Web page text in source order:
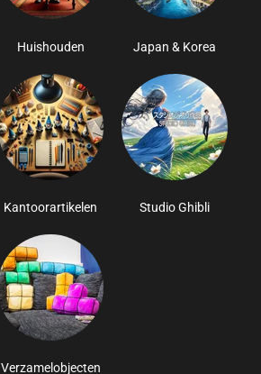
Huishouden Japan & Korea
Kantoorartikelen Studio Ghibli
Verzamelobjecten